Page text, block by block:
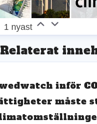
1 nyast
Relaterat
inför
måste